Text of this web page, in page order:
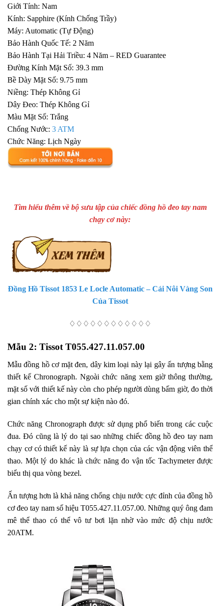
Giới Tính: Nam
Kính: Sapphire (Kính Chống Trầy)
Máy: Automatic (Tự Động)
Bảo Hành Quốc Tế: 2 Năm
Bảo Hành Tại Hải Triều: 4 Năm – RED Guarantee
Đường Kính Mặt Số: 39.3 mm
Bề Dày Mặt Số: 9.75 mm
Niềng: Thép Không Gỉ
Dây Đeo: Thép Không Gỉ
Màu Mặt Số: Trắng
Chống Nước: 3 ATM
Chức Năng: Lịch Ngày
Tìm hiểu thêm về bộ sưu tập của chiếc đồng hồ đeo tay nam
chạy cơ này:
Đồng Hồ Tissot 1853 Le Locle Automatic – Cái Nôi Vàng Son
Của Tissot
♢♢♢♢♢♢♢♢♢♢♢♢
Mẫu 2: Tissot T055.427.11.057.00
Mẫu đồng hồ cơ mặt đen, dây kim loại này lại gây ấn tượng bằng
thiết kế Chronograph. Ngoài chức năng xem giờ thông thường,
mặt số với thiết kế này còn cho phép người dùng bấm giờ, đo thời
gian chính xác cho một sự kiện nào đó.
Chức năng Chronograph được sử dụng phổ biến trong các cuộc
đua. Đó cũng là lý do tại sao những chiếc đồng hồ đeo tay nam
chạy cơ có thiết kế này là sự lựa chọn của các vận động viên thể
thao. Một lý do khác là chức năng đo vận tốc Tachymeter được
biểu thị qua vòng bezel.
Ấn tượng hơn là khả năng chống chịu nước cực đỉnh của đồng hồ
cơ đeo tay nam số hiệu T055.427.11.057.00. Những quý ông đam
mê thể thao có thể vô tư bơi lặn nhờ vào mức độ chịu nước
20ATM.